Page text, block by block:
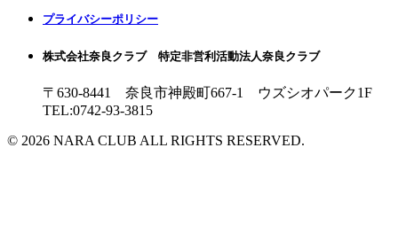
プライバシーポリシー
株式会社奈良クラブ 特定非営利活動法人奈良クラブ
〒630-8441 奈良市神殿町667-1
ウズシオパーク1F
TEL:0742-93-3815
© 2026 NARA CLUB ALL RIGHTS RESERVED.